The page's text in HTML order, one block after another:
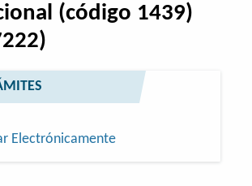
(código 1439)
Electrónicamente